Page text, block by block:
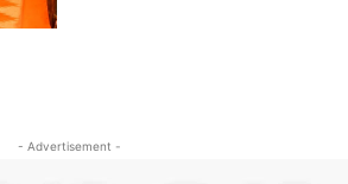
- Advertisement -